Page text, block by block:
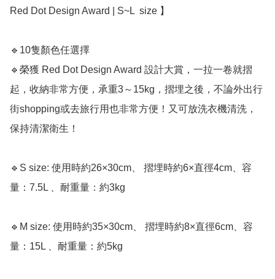
Red Dot Design Award | S~L  size 】
🔹10隻顏色任選擇
🔹榮獲 Red Dot Design Award 設計大賞，一拉一卷就摺
起，收納非常方便，承重3～15kg，摺埋之後，不論外出行
街shopping或去旅行用也非常方便！又可放洗衣機清洗，
保持清潔衛生！
🔹S size: 使用時約26×30cm、 摺埋時約6×直徑4cm、容
量：7.5L 、耐重量：約3kg
🔹M size: 使用時約35×30cm、 摺埋時約8×直徑6cm、容
量：15L 、耐重量：約5kg